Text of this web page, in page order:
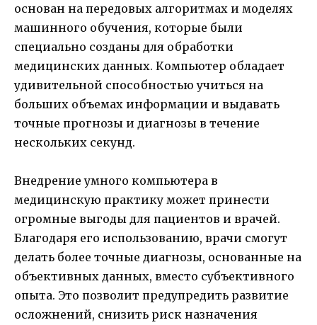
основан на передовых алгоритмах и моделях
машинного обучения, которые были
специально созданы для обработки
медицинских данных. Компьютер обладает
удивительной способностью учиться на
больших объемах информации и выдавать
точные прогнозы и диагнозы в течение
нескольких секунд.
Внедрение умного компьютера в
медицинскую практику может принести
огромные выгоды для пациентов и врачей.
Благодаря его использованию, врачи смогут
делать более точные диагнозы, основанные на
объективных данных, вместо субъективного
опыта. Это позволит предупредить развитие
осложнений, снизить риск назначения